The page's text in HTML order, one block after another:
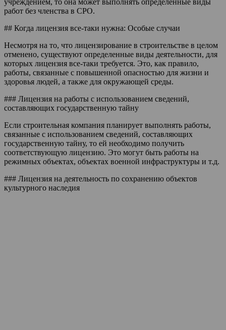
работ без членства в СРО.
## Когда лицензия все-таки нужна: Особые случаи
Несмотря на то, что лицензирование в строительстве в целом
отменено, существуют определенные виды деятельности, для
которых лицензия все-таки требуется. Это, как правило,
работы, связанные с повышенной опасностью для жизни и
здоровья людей, а также для окружающей среды.
### Лицензия на работы с использованием сведений,
составляющих государственную тайну
Если строительная компания планирует выполнять работы,
связанные с использованием сведений, составляющих
государственную тайну, то ей необходимо получить
соответствующую лицензию. Это могут быть работы на
режимных объектах, объектах военной инфраструктуры и т.д.
### Лицензия на деятельность по сохранению объектов
культурного наследия